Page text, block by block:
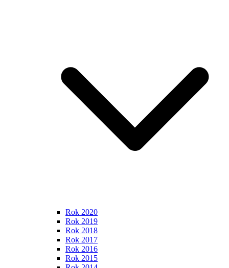
Rok 2020
Rok 2019
Rok 2018
Rok 2017
Rok 2016
Rok 2015